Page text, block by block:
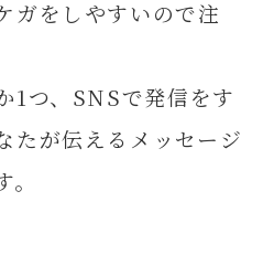
ガをしやすいので注
1つ、SNSで発信をす
たが伝えるメッセージ